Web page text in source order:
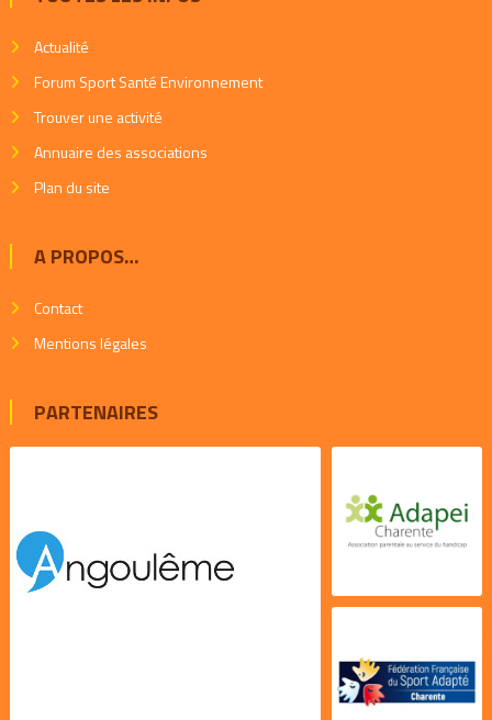
Actualité
Forum Sport Santé Environnement
Trouver une activité
Annuaire des associations
Plan du site
A PROPOS…
Contact
Mentions légales
PARTENAIRES